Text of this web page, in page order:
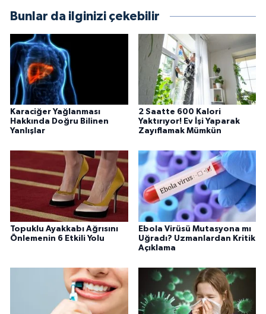
Bunlar da ilginizi çekebilir
Karaciğer Yağlanması
Hakkında Doğru Bilinen
Yanlışlar
2 Saatte 600 Kalori
Yaktırıyor! Ev İşi Yaparak
Zayıflamak Mümkün
Topuklu Ayakkabı Ağrısını
Önlemenin 6 Etkili Yolu
Ebola Virüsü Mutasyona mı
Uğradı? Uzmanlardan Kritik
Açıklama